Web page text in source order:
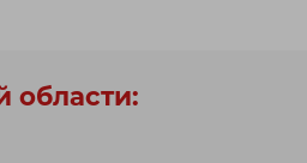
области: